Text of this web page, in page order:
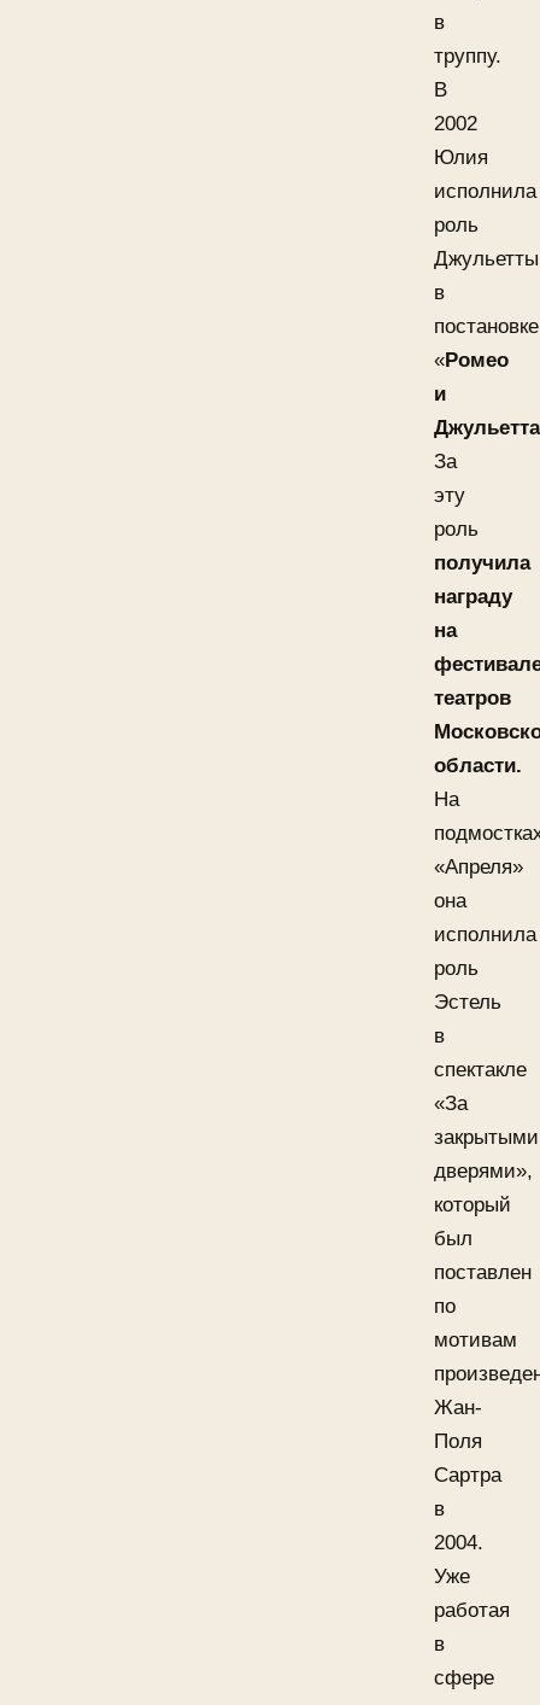
в
труппу.
В
2002
Юлия
исполнила
роль
Джульетты
в
постановке
«Ромео
и
Джульетта
За
эту
роль
получила
награду
на
театров
области.
На
«Апреля»
она
исполнила
роль
Эстель
в
спектакле
«За
закрытыми
дверями»,
который
был
поставлен
по
мотивам
Жан-
Поля
Сартра
в
2004.
Уже
работая
в
сфере